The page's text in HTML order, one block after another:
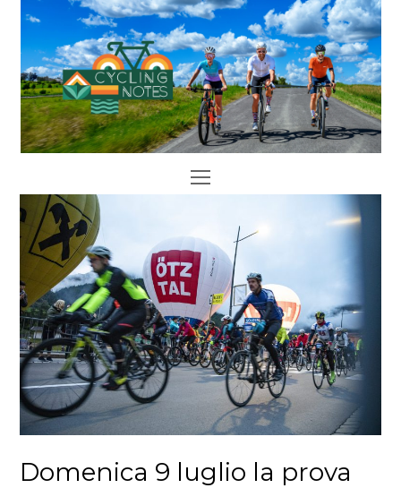
Open
Menu
Domenica 9 luglio la prova